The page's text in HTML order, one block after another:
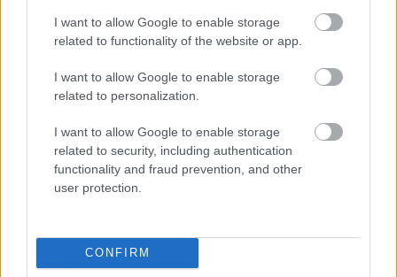
I want to allow Google to enable storage
related to functionality of the website or app.
I want to allow Google to enable storage
related to personalization.
I want to allow Google to enable storage
related to security, including authentication
functionality and fraud prevention, and other
user protection.
CONFIRM
A BAROKK ÖSSZES ÁRNYALATA ÉS MÉG EGY SOR
GYŐRBEN
Középpontban a hagyományőrzés, de lesz Pogány Induló és
Majka koncert, jóga szeánsz, “borhajózás” és egy csomó minden